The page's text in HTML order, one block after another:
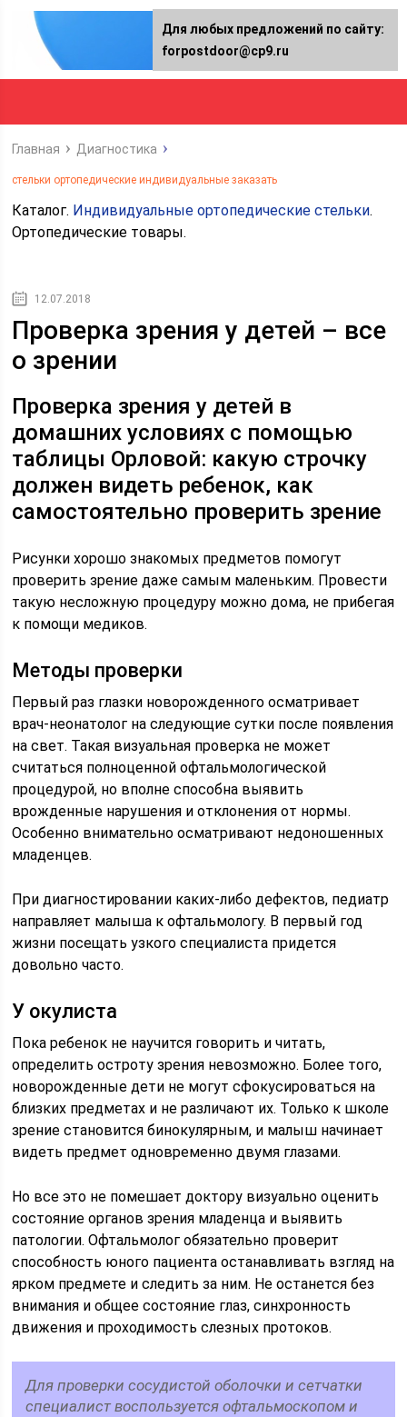
Главная Диагностика
стельки ортопедические индивидуальные заказать
Каталог. Индивидуальные ортопедические стельки.
Ортопедические товары.
12.07.2018
Проверка зрения у детей – все
о зрении
Проверка зрения у детей в
домашних условиях с помощью
таблицы Орловой: какую строчку
должен видеть ребенок, как
самостоятельно проверить зрение
Рисунки хорошо знакомых предметов помогут
проверить зрение даже самым маленьким. Провести
такую несложную процедуру можно дома, не прибегая
к помощи медиков.
Методы проверки
Первый раз глазки новорожденного осматривает
врач-неонатолог на следующие сутки после появления
на свет. Такая визуальная проверка не может
считаться полноценной офтальмологической
процедурой, но вполне способна выявить
врожденные нарушения и отклонения от нормы.
Особенно внимательно осматривают недоношенных
младенцев.
При диагностировании каких-либо дефектов, педиатр
направляет малыша к офтальмологу. В первый год
жизни посещать узкого специалиста придется
довольно часто.
У окулиста
Пока ребенок не научится говорить и читать,
определить остроту зрения невозможно. Более того,
новорожденные дети не могут сфокусироваться на
близких предметах и не различают их. Только к школе
зрение становится бинокулярным, и малыш начинает
видеть предмет одновременно двумя глазами.
Но все это не помешает доктору визуально оценить
состояние органов зрения младенца и выявить
патологии. Офтальмолог обязательно проверит
способность юного пациента останавливать взгляд на
ярком предмете и следить за ним. Не останется без
внимания и общее состояние глаз, синхронность
движения и проходимость слезных протоков.
Для проверки сосудистой оболочки и сетчатки
специалист воспользуется офтальмоскопом и
Для любых предложений по сайту:
forpostdoor@cp9.ru